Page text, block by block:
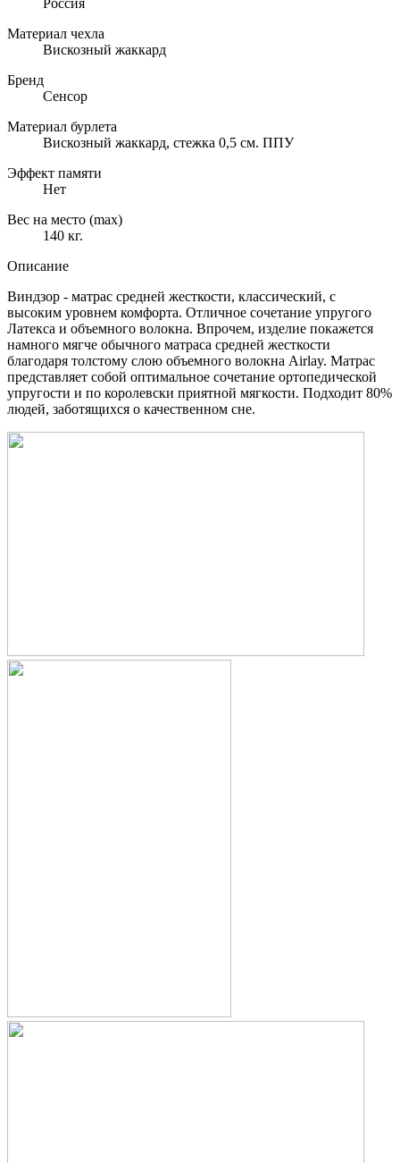
Материал чехла
Вискозный жаккард
Бренд
Сенсор
Материал бурлета
Вискозный жаккард, стежка 0,5 см. ППУ
Эффект памяти
Нет
Вес на место (max)
140 кг.
Описание
Виндзор - матрас средней жесткости, классический, с
высоким уровнем комфорта. Отличное сочетание упругого
Латекса и объемного волокна. Впрочем, изделие покажется
намного мягче обычного матраса средней жесткости
благодаря толстому слою объемного волокна Airlay. Матрас
представляет собой оптимальное сочетание ортопедической
упругости и по королевски приятной мягкости. Подходит 80%
людей, заботящихся о качественном сне.